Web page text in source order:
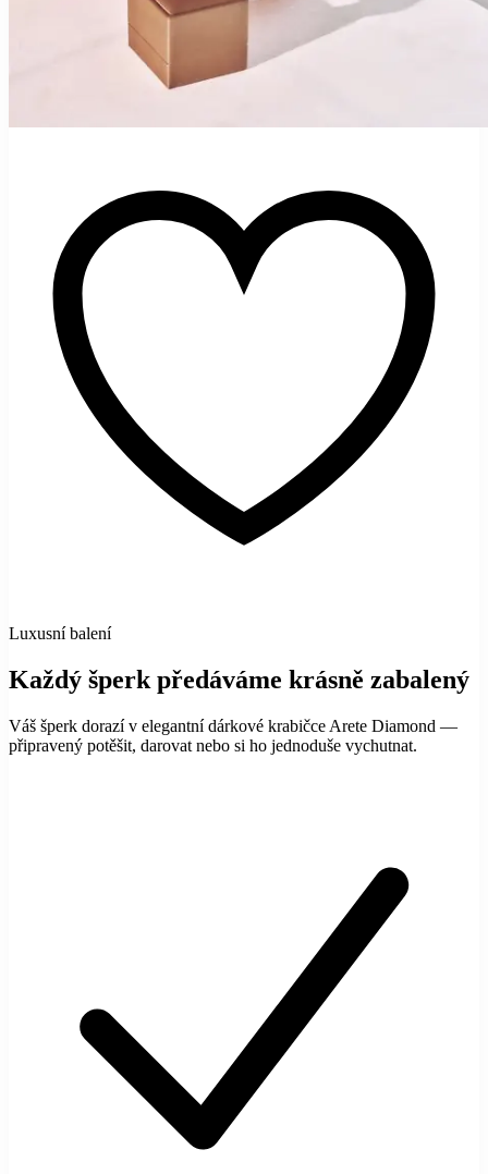
Luxusní balení
Každý šperk předáváme krásně zabalený
Váš šperk dorazí v elegantní dárkové krabičce Arete Diamond —
připravený potěšit, darovat nebo si ho jednoduše vychutnat.